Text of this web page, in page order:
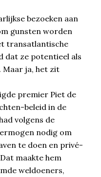
bezoeken aan
gunsten worden
transatlantische
dat ze potentieel als
Maar ja, het zit
premier Piet de
beleid in de
volgens de
nodig om
te doen en privé-
maakte hem
weldoeners,